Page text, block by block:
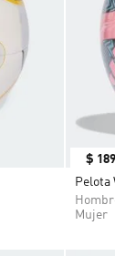
$
Pelota
Mujer